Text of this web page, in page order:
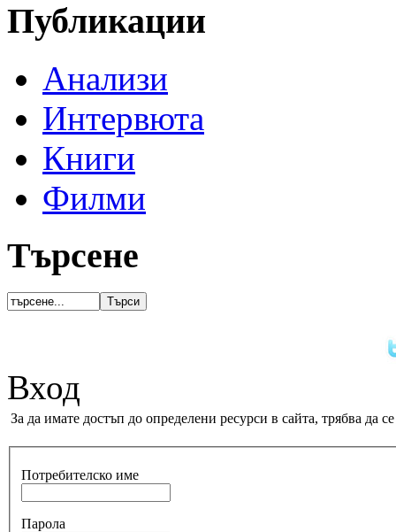
Публикации
Анализи
Интервюта
Книги
Филми
Търсене
Вход
За да имате достъп до определени ресурси в сайта, трябва да
Потребителско име
Парола